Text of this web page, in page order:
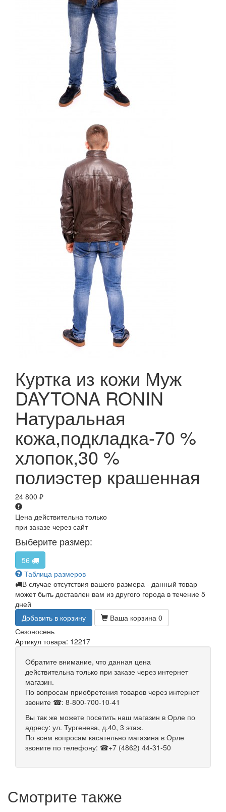
Куртка из кожи Муж
DAYTONA RONIN
Натуральная
кожа,подкладка-70 %
хлопок,30 %
полиэстер крашенная
24 800 ₽
Цена действительна только
при заказе через сайт
Выберите размер:
56
Таблица размеров
В случае отсутствия вашего размера - данный товар
может быть доставлен вам из другого города в течение 5
дней
Добавить в корзину
Ваша корзина 0
Сезоносень
Артикул товара: 12217
Обратите внимание, что данная цена
действительна только при заказе через интернет
магазин.
По вопросам приобретения товаров через интернет
звоните ☎: 8-800-700-10-41
Вы так же можете посетить наш магазин в Орле по
адресу: ул. Тургенева, д.40, 3 этаж.
По всем вопросам касательно магазина в Орле
звоните по телефону: ☎+7 (4862) 44-31-50
Смотрите также